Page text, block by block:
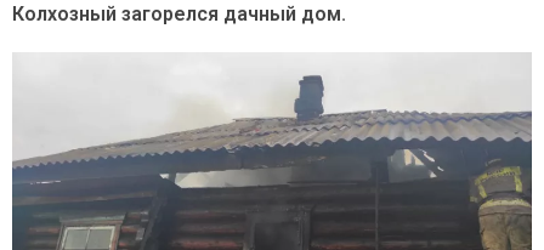
Колхозный загорелся дачный дом.